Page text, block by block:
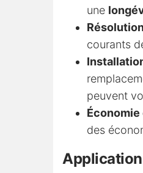
une
courants
peuvent
des